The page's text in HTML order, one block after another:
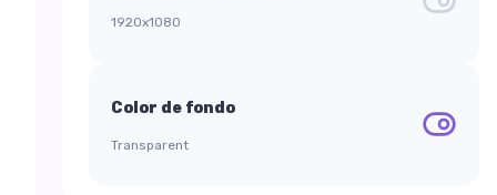
1920x1080
Color de fondo
Transparent